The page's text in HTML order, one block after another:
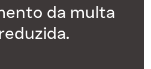
da multa